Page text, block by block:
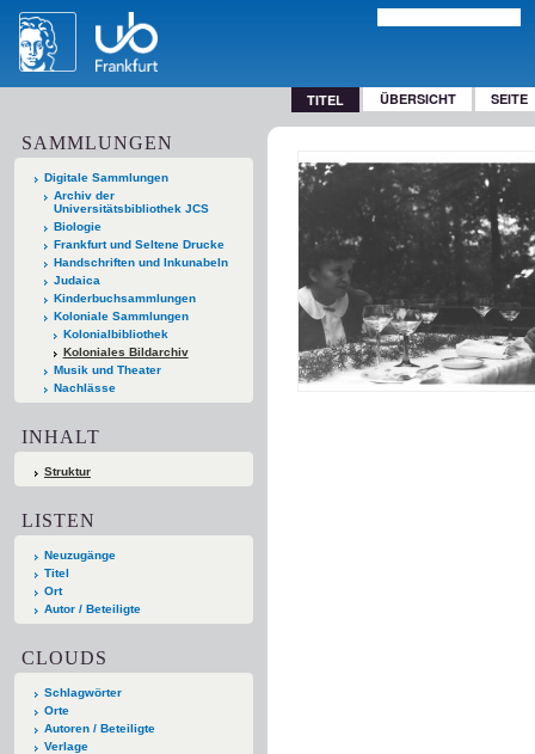
TITEL ÜBERSICHT SEITE
SAMMLUNGEN
Digitale Sammlungen
Archiv der
Universitätsbibliothek JCS
Biologie
Frankfurt und Seltene Drucke
Handschriften und Inkunabeln
Judaica
Kinderbuchsammlungen
Koloniale Sammlungen
Kolonialbibliothek
Koloniales Bildarchiv
Musik und Theater
Nachlässe
INHALT
Struktur
LISTEN
Neuzugänge
Titel
Ort
Autor / Beteiligte
CLOUDS
Schlagwörter
Orte
Autoren / Beteiligte
Verlage